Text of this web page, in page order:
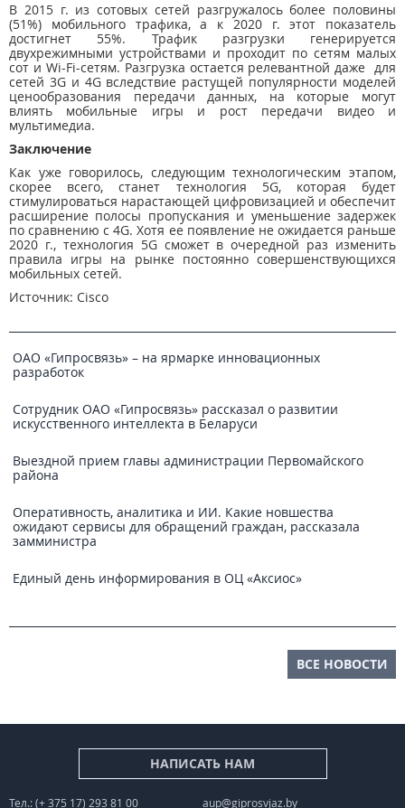
В 2015 г. из сотовых сетей разгружалось более половины
(51%) мобильного трафика, а к 2020 г. этот показатель
достигнет 55%. Трафик разгрузки генерируется
двухрежимными устройствами и проходит по сетям малых
сот и Wi-Fi-сетям. Разгрузка остается релевантной даже для
сетей 3G и 4G вследствие растущей популярности моделей
ценообразования передачи данных, на которые могут
влиять мобильные игры и рост передачи видео и
мультимедиа.
Заключение
Как уже говорилось, следующим технологическим этапом,
скорее всего, станет технология 5G, которая будет
стимулироваться нарастающей цифровизацией и обеспечит
расширение полосы пропускания и уменьшение задержек
по сравнению с 4G. Хотя ее появление не ожидается раньше
2020 г., технология 5G сможет в очередной раз изменить
правила игры на рынке постоянно совершенствующихся
мобильных сетей.
Источник: Cisco
ОАО «Гипросвязь» – на ярмарке инновационных
разработок
Сотрудник ОАО «Гипросвязь» рассказал о развитии
искусственного интеллекта в Беларуси
Выездной прием главы администрации Первомайского
района
Оперативность, аналитика и ИИ. Какие новшества
ожидают сервисы для обращений граждан, рассказала
замминистра
Единый день информирования в ОЦ «Аксиос»
ВСЕ НОВОСТИ
НАПИСАТЬ НАМ
Тел.: (+ 375 17) 293 81 00 aup@giprosvjaz.by